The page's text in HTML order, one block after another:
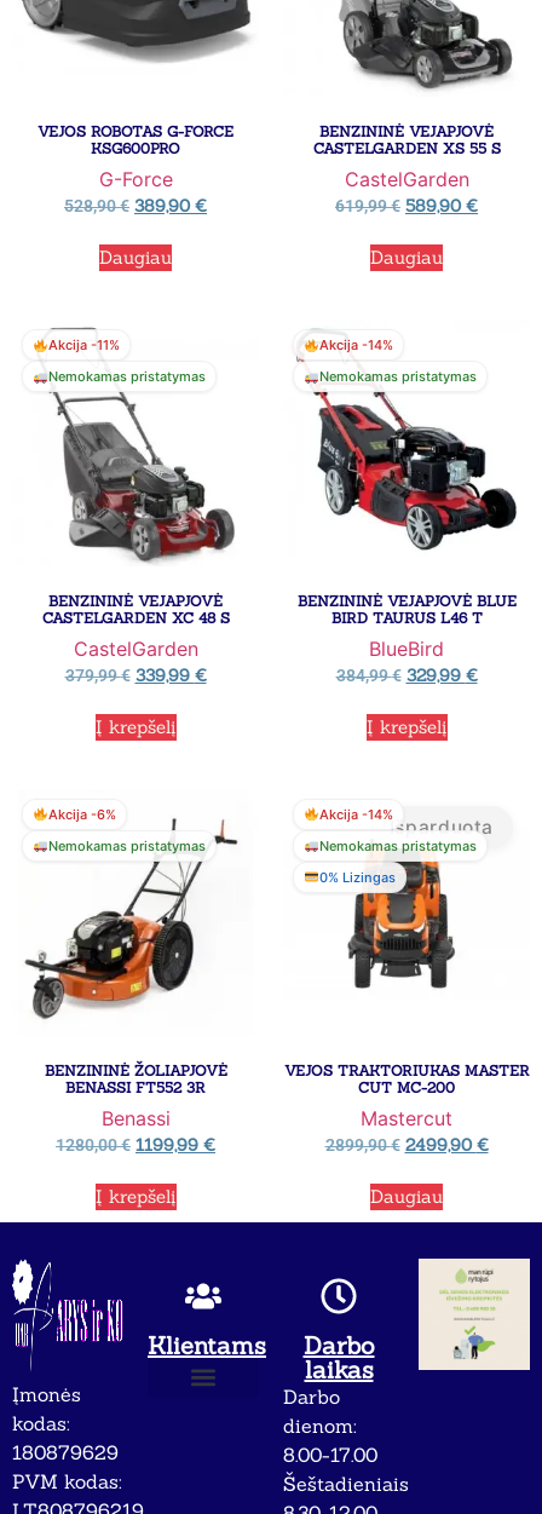
VEJOS ROBOTAS G-FORCE
KSG600PRO
G-Force
528,90€ 389,90€
Daugiau
BENZININĖ VEJAPJOVĖ
CASTELGARDEN XS 55 S
CastelGarden
619,99€ 589,90€
Daugiau
Akcija -11%
Nemokamas pristatymas
BENZININĖ VEJAPJOVĖ
CASTELGARDEN XC 48 S
CastelGarden
379,99€ 339,99 €
Į krepšelį
Akcija -14%
Nemokamas pristatymas
BENZININĖ VEJAPJOVĖ BLUE
BIRD TAURUS L46 T
BlueBird
384,99€ 329,99 €
Į krepšelį
Akcija -6%
Nemokamas pristatymas
BENZININĖ ŽOLIAPJOVĖ
BENASSI FT552 3R
Benassi
1280,00€ 1199,99 €
Į krepšelį
Akcija -14%
Nemokamas pristatymas
0% Lizingas
Išparduota
VEJOS TRAKTORIUKAS MASTER
CUT MC-200
Mastercut
2899,90€ 2499,90€
Daugiau
Įmonės
kodas:
180879629
PVM kodas:
Klientams
Darbo
laikas
Darbo
dienom:
8.00-17.00
Šeštadieniais